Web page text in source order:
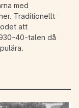
med
Traditionellt
att
talen då